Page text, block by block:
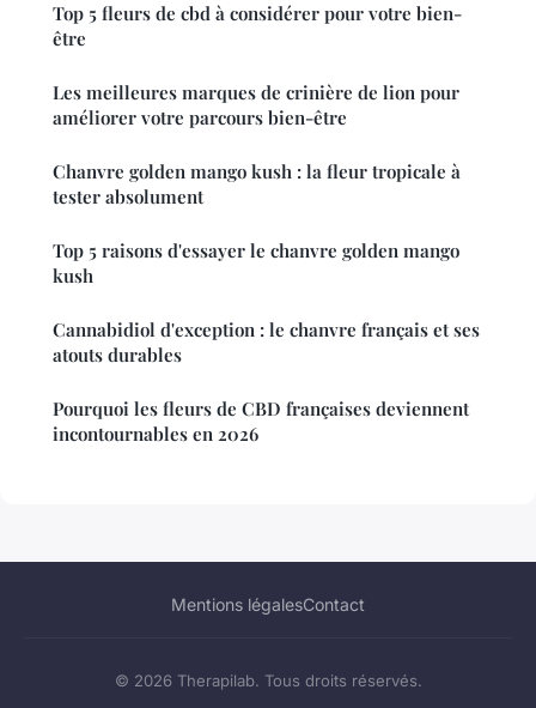
Top 5 fleurs de cbd à considérer pour votre bien-
être
Les meilleures marques de crinière de lion pour
améliorer votre parcours bien-être
Chanvre golden mango kush : la fleur tropicale à
tester absolument
Top 5 raisons d'essayer le chanvre golden mango
kush
Cannabidiol d'exception : le chanvre français et ses
atouts durables
Pourquoi les fleurs de CBD françaises deviennent
incontournables en 2026
Mentions légalesContact
© 2026 Therapilab. Tous droits réservés.